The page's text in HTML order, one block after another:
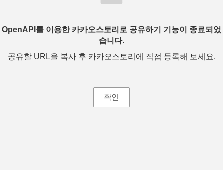
OpenAPI를 이용한 카카오스토리로 공유하기 기능이 종료되었
습니다.
공유할 URL을 복사 후 카카오스토리에 직접 등록해 보세요.
확인